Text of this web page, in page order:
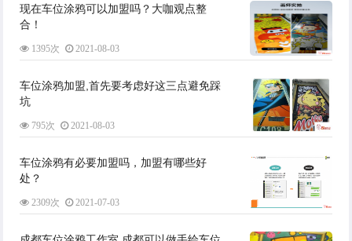
现在车位涂鸦可以加盟吗？大咖观点整
合！
1395次 2021-08-03
车位涂鸦加盟,首先要考虑好这三点避免踩
坑
795次 2021-08-03
车位涂鸦有必要加盟吗，加盟有哪些好
处？
2309次 2021-07-03